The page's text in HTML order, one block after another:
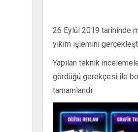
26 Eylül 2019 tarihinde
yıkım işlemini
Yapılan teknik
gördüğü gerekçesi ile
tamamlandı.